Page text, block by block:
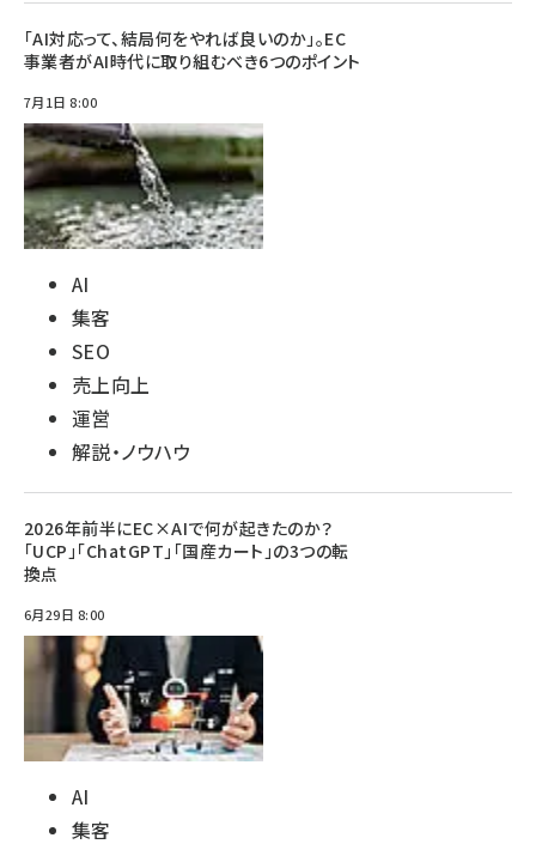
「AI対応って、結局何をやれば良いのか」。EC
事業者がAI時代に取り組むべき6つのポイント
7月1日 8:00
AI
集客
SEO
売上向上
運営
解説・ノウハウ
2026年前半にEC×AIで何が起きたのか？
「UCP」「ChatGPT」「国産カート」の3つの転
換点
6月29日 8:00
AI
集客